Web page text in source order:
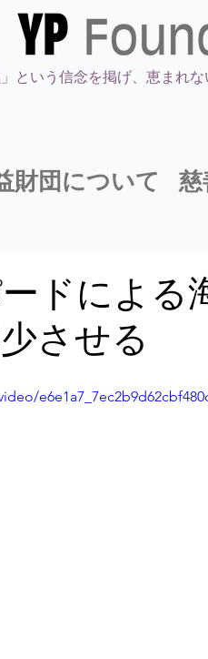
という信念を掲げ、恵まれ
財団について 慈
ドによる
させる